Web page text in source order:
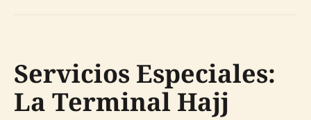
Servicios Especiales:
La Terminal Hajj